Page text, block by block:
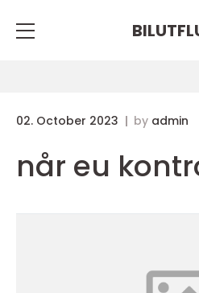
02. October 2023 by admin
når eu